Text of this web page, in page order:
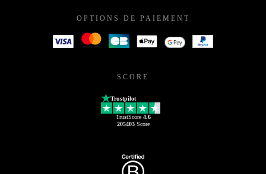
OPTIONS DE PAIEMENT
SCORE
Trustpilot
TrustScore 4.6
205403Score